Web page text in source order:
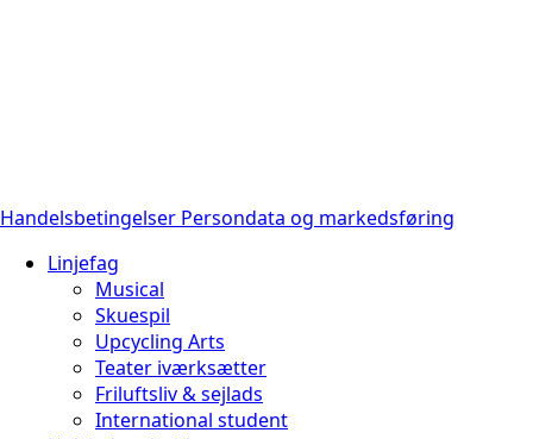
Handelsbetingelser Persondata og markedsføring
Linjefag
Musical
Skuespil
Upcycling Arts
Teater iværksætter
Friluftsliv & sejlads
International student